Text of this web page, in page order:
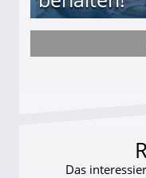
darf Geld behalten!
Das